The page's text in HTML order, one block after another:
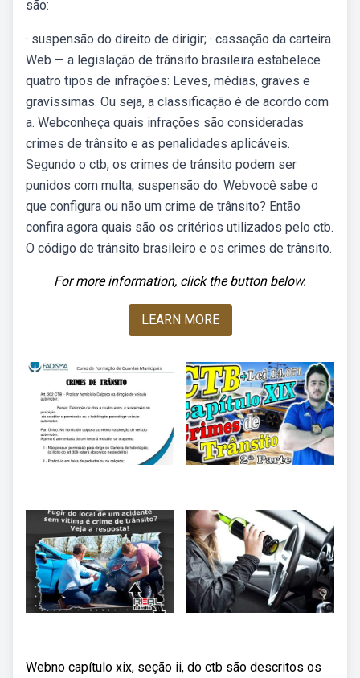
são:
· suspensão do direito de dirigir; · cassação da carteira.
Web — a legislação de trânsito brasileira estabelece
quatro tipos de infrações: Leves, médias, graves e
gravíssimas. Ou seja, a classificação é de acordo com
a. Webconheça quais infrações são consideradas
crimes de trânsito e as penalidades aplicáveis.
Segundo o ctb, os crimes de trânsito podem ser
punidos com multa, suspensão do. Webvocê sabe o
que configura ou não um crime de trânsito? Então
confira agora quais são os critérios utilizados pelo ctb.
O código de trânsito brasileiro e os crimes de trânsito.
For more information, click the button below.
LEARN MORE
Webno capítulo xix, seção ii, do ctb são descritos os